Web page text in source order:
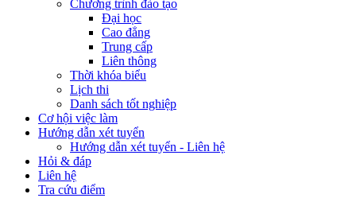
Chương trình đào tạo
Đại học
Cao đẳng
Trung cấp
Liên thông
Thời khóa biểu
Lịch thi
Danh sách tốt nghiệp
Cơ hội việc làm
Hướng dẫn xét tuyển
Hướng dẫn xét tuyển - Liên hệ
Hỏi & đáp
Liên hệ
Tra cứu điểm